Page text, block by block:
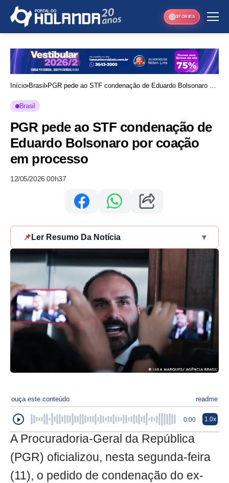
STORIES
Início Brasil
PGR pede ao STF condenação de Eduardo Bolsonaro por
Brasil
PGR pede ao STF condenação de
Eduardo Bolsonaro por coação
em processo
12/05/2026 00h37
📌 Ler Resumo Da Notícia ▾
ouça este conteúdo readme
0:00 1.0x
A Procuradoria-Geral da República
(PGR) oficializou, nesta segunda-feira
(11), o pedido de condenação do ex-